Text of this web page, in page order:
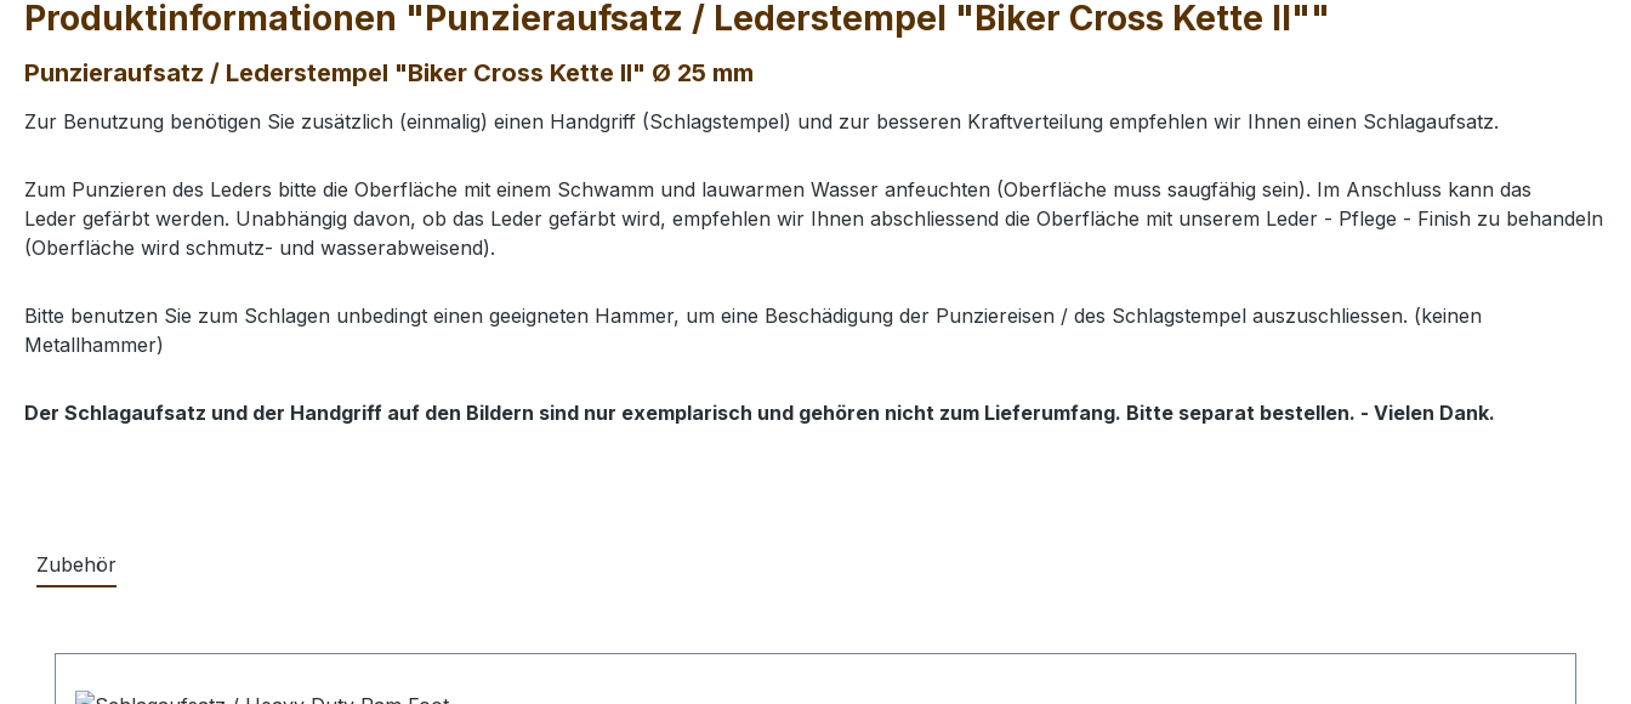
Produktinformationen "Punzieraufsatz / Lederstempel "Biker Cross Kette II""
Punzieraufsatz / Lederstempel "Biker Cross Kette II" Ø 25 mm
Zur Benutzung benötigen Sie zusätzlich (einmalig) einen Handgriff (Schlagstempel) und zur besseren Kraftverteilung empfehlen wir Ihnen einen Schlagaufsatz.
Zum Punzieren des Leders bitte die Oberfläche mit einem Schwamm und lauwarmen Wasser anfeuchten (Oberfläche muss saugfähig sein). Im Anschluss kann das
Leder gefärbt werden. Unabhängig davon, ob das Leder gefärbt wird, empfehlen wir Ihnen abschliessend die Oberfläche mit unserem Leder - Pflege - Finish zu behandeln
(Oberfläche wird schmutz- und wasserabweisend).
Bitte benutzen Sie zum Schlagen unbedingt einen geeigneten Hammer, um eine Beschädigung der Punziereisen / des Schlagstempel auszuschliessen. (keinen
Metallhammer)
Der Schlagaufsatz und der Handgriff auf den Bildern sind nur exemplarisch und gehören nicht zum Lieferumfang. Bitte separat bestellen. - Vielen Dank.
Zubehör